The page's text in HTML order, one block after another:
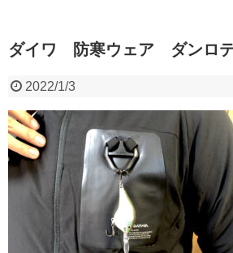
ダイワ 防寒ウェア ダンロ
2022/1/3